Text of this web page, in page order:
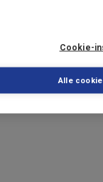
Cookie-
Alle